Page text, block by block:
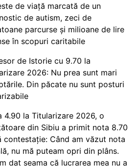
de viață marcată de un
de autism, zeci de
parcurse și milioane de lire
în scopuri caritabile
de Istorie cu 9.70 la
2026: Nu prea sunt mari
Din păcate nu sunt posturi
4.90 la Titularizare 2026, o
din Sibiu a primit nota 8.70
contestație: Când am văzut nota
nu mă puteam opri din plâns.
dat seama că lucrarea mea nu a